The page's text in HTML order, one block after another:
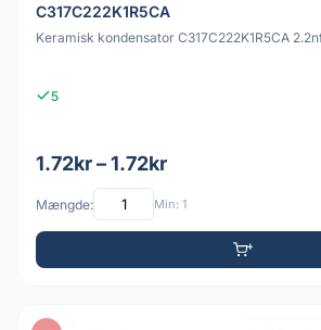
C317C222K1R5CA
Keramisk kondensator C317C222K1R5CA
5
1.72kr – 1.72kr
Mængde: Min: 1